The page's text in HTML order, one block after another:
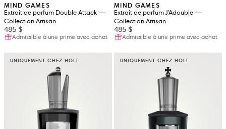
MIND GAMES
Extrait de parfum Double Attack —
Collection Artisan
485 $
Admissible à une prime avec achat
MIND GAMES
Extrait de parfum J’Adouble —
Collection Artisan
485 $
Admissible à une prime avec achat
UNIQUEMENT CHEZ HOLT UNIQUEMENT CHEZ HOLT